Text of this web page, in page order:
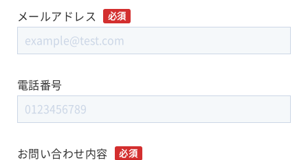
メールアドレス 必須
電話番号
お問い合わせ内容 必須